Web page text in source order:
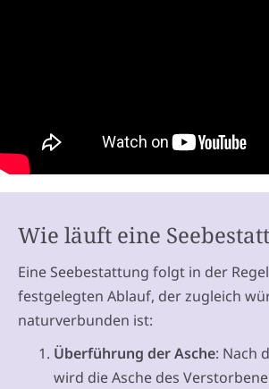
Wie läuft eine
Eine Seebestattung folgt in der
festgelegten Ablauf, der zugleich
naturverbunden ist:
Überführung der Asche: Nach
wird die Asche des